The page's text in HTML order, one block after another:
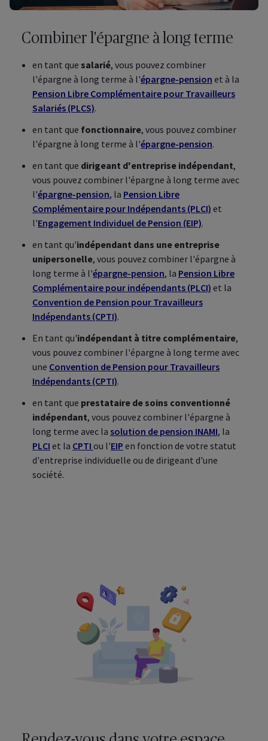
Combiner l'épargne à long terme
en tant que salarié, vous pouvez combiner
l'épargne à long terme à l'épargne-pension et à la
Pension Libre Complémentaire pour Travailleurs
Salariés (PLCS).
en tant que fonctionnaire, vous pouvez combiner
l'épargne à long terme à l'épargne-pension.
en tant que dirigeant d'entreprise indépendant,
vous pouvez combiner l'épargne à long terme avec
l'épargne-pension, la Pension Libre
Complémentaire pour Indépendants (PLCI) et
l'Engagement Individuel de Pension (EIP).
en tant qu'indépendant dans une entreprise
unipersonelle, vous pouvez combiner l'épargne à
long terme à l'épargne-pension, la Pension Libre
Complémentaire pour indépendants (PLCI) et la
Convention de Pension pour Travailleurs
Indépendants (CPTI).
En tant qu'indépendant à titre complémentaire,
vous pouvez combiner l'épargne à long terme avec
une Convention de Pension pour Travailleurs
Indépendants (CPTI).
en tant que prestataire de soins conventionné
indépendant, vous pouvez combiner l'épargne à
long terme avec la solution de pension INAMI, la
PLCI et la CPTI ou l'EIP en fonction de votre statut
d'entreprise individuelle ou de dirigeant d'une
société.